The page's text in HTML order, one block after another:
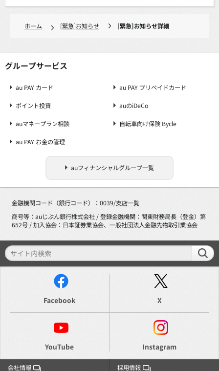
ホーム [緊急]お知らせ [緊急]お知らせ詳細
グループサービス
au PAY カード au PAY プリペイドカード
ポイント投資 auのiDeCo
auマネープラン相談 自転車向け保険 Bycle
au PAY お金の管理
auフィナンシャルグループ一覧
金融機関コード（銀行コード）：0039/支店一覧
商号等：auじぶん銀行株式会社 / 登録金融機関：関東財務局長（登金）第
652号 / 加入協会：日本証券業協会、一般社団法人金融先物取引業協会
Facebook X
YouTube Instagram
会社情報 採用情報